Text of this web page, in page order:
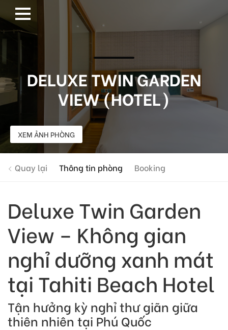
DELUXE TWIN GARDEN
VIEW (HOTEL)
XEM ẢNH PHÒNG
Quay lại Thông tin phòng Booking
Deluxe Twin Garden
View – Không gian
nghỉ dưỡng xanh mát
tại Tahiti Beach Hotel
Tận hưởng kỳ nghỉ thư giãn giữa
thiên nhiên tại Phú Quốc